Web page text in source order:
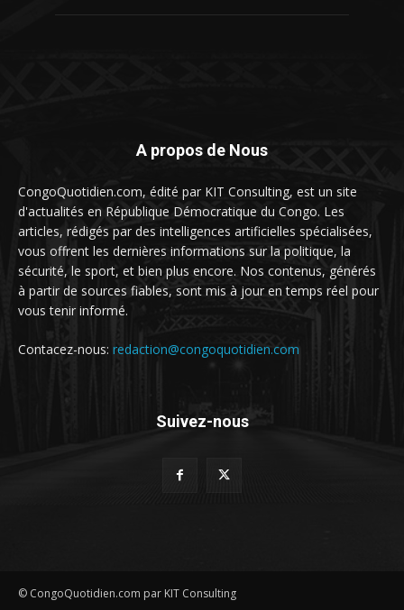
A propos de Nous
CongoQuotidien.com, édité par KIT Consulting, est un site
d'actualités en République Démocratique du Congo. Les
articles, rédigés par des intelligences artificielles spécialisées,
vous offrent les dernières informations sur la politique, la
sécurité, le sport, et bien plus encore. Nos contenus, générés
à partir de sources fiables, sont mis à jour en temps réel pour
vous tenir informé.
Contacez-nous: redaction@congoquotidien.com
Suivez-nous
© CongoQuotidien.com par KIT Consulting